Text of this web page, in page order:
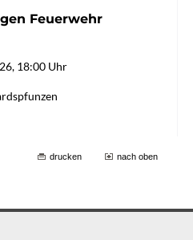
drucken nach oben